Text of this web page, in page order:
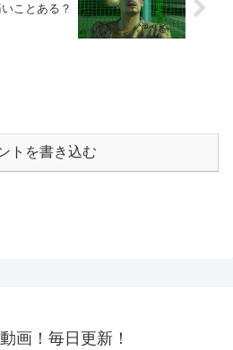
ことある？
トを書き込む
画！毎日更新！